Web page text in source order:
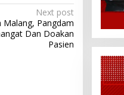
Next post
Malang, Pangdam
Dan Doakan
Pasien